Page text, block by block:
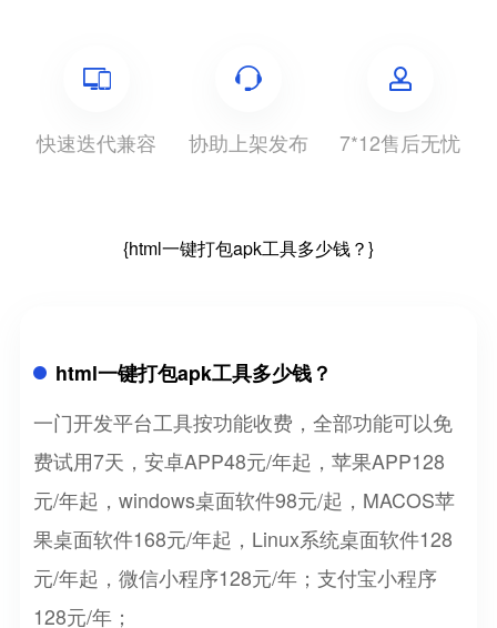
快速迭代兼容 协助上架发布 7*12售后无忧
{html一键打包apk工具多少钱？}
html一键打包apk工具多少钱？
一门开发平台工具按功能收费，全部功能可以免
费试用7天，安卓APP48元/年起，苹果APP128
元/年起，windows桌面软件98元/起，MACOS苹
果桌面软件168元/年起，Linux系统桌面软件128
元/年起，微信小程序128元/年；支付宝小程序
128元/年；